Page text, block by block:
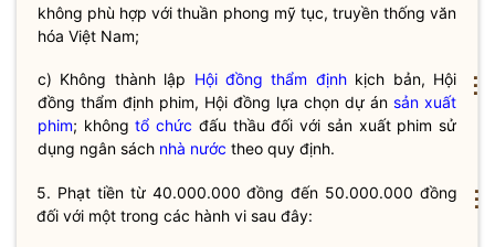
không phù hợp với thuần phong mỹ tục, truyền thống văn
hóa Việt Nam;
c) Không thành lập Hội đồng thẩm địnhkịch bản, Hội
đồng thẩm định phim, Hội đồng lựa chọn dự án sản xuất
phim; khôngtổ chức đấu thầu đối với sản xuất phim sử
dụng ngân sách nhà nước theo quy định.
5. Phạt tiền từ 40.000.000 đồng đến 50.000.000 đồng
đối với một trong các hành vi sau đây:
⋮
⋮